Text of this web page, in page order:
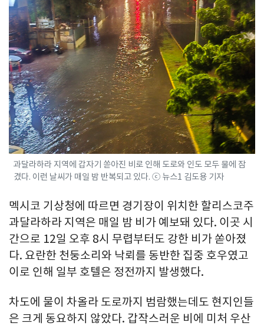
과달라하라 지역에 갑자기 쏟아진 비로 인해 도로와 인도 모두 물에 잠
겼다. 이런 날씨가 매일 밤 반복되고 있다. ⓒ 뉴스1 김도용 기자
멕시코 기상청에 따르면 경기장이 위치한 할리스코주
과달라하라 지역은 매일 밤 비가 예보돼 있다. 이곳 시
간으로 12일 오후 8시 무렵부터도 강한 비가 쏟아졌
다. 요란한 천둥소리와 낙뢰를 동반한 집중 호우였고
이로 인해 일부 호텔은 정전까지 발생했다.
차도에 물이 차올라 도로까지 범람했는데도 현지인들
은 크게 동요하지 않았다. 갑작스러운 비에 미처 우산